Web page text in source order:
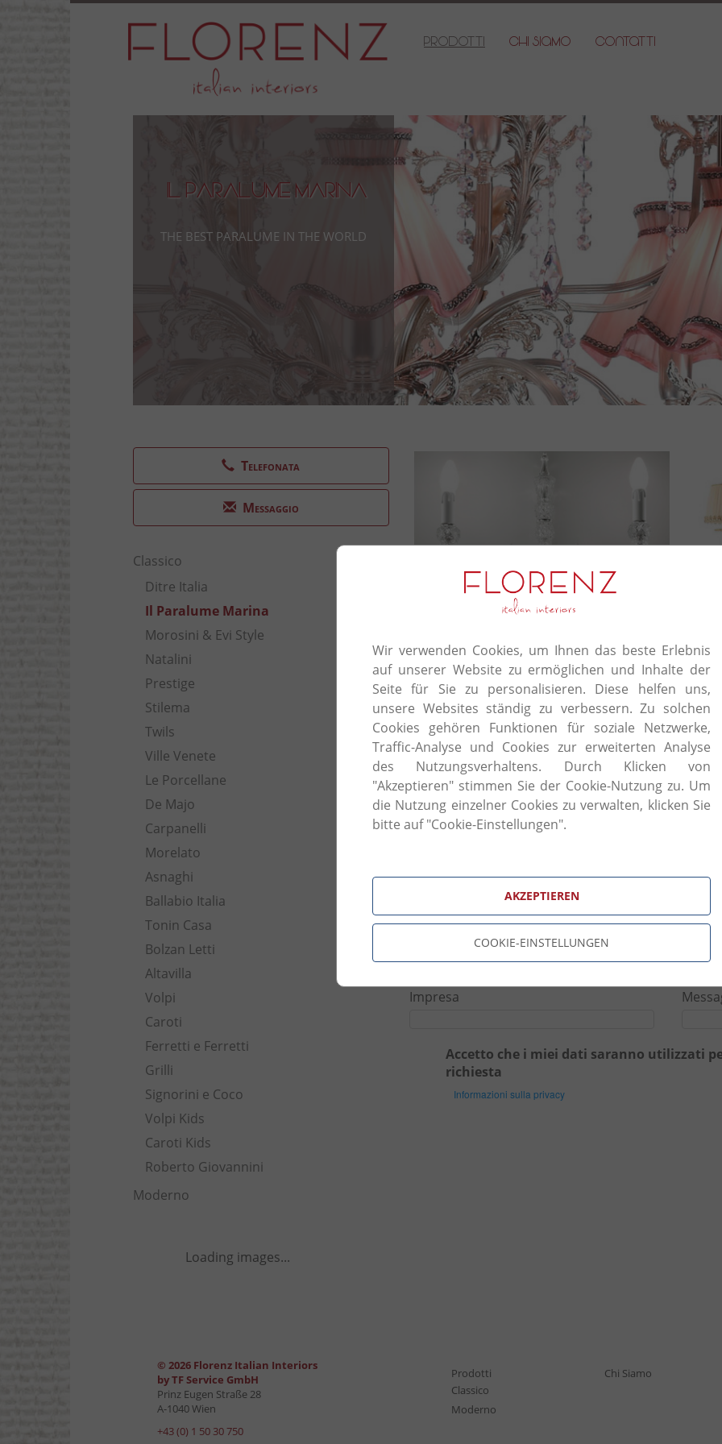
Prodotti Chi Siamo Contatti
Il Paralume Marina
The Best Paralume in the World
Telefonata
Messaggio
Classico
Ditre Italia
Il Paralume Marina
Morosini & Evi Style
Natalini
Prestige
Stilema
Twils
Ville Venete
Le Porcellane
De Majo
Carpanelli
Morelato
Asnaghi
Ballabio Italia
Tonin Casa
Bolzan Letti
Altavilla
Volpi
Caroti
Ferretti e Ferretti
Grilli
Signorini e Coco
Volpi Kids
Caroti Kids
Roberto Giovannini
Moderno
Innovazione e design.
Il Paralume Marina si è imposta come una delle
diventando sinonimo di lusso, eleganza, qualità e
Tutti i modelli sono realizzati a mano ed
pregiati materiali come il vetro di Murano, il
originale con i migliori tessuti, quali seta, chiffon di
Atmosfere senza tempo, angoli di assouta
riflessi unici dei cristalli Swarovski: questo è il
tentare!
Impresa
Accetto che i miei dati saranno utilizzati
richiesta
Informazioni sulla privacy
Loading images...
© 2026 Florenz Italian Interiors
by TF Service GmbH
Prinz Eugen Straße 28
A-1040 Wien
+43 (0) 1 50 30 750
Prodotti
Classico
Moderno
Chi Siamo
Wir verwenden Cookies, um Ihnen das beste Erlebnis
auf unserer Website zu ermöglichen und Inhalte der
Seite für Sie zu personalisieren. Diese helfen uns,
unsere Websites ständig zu verbessern. Zu solchen
Cookies gehören Funktionen für soziale Netzwerke,
Traffic-Analyse und Cookies zur erweiterten Analyse
des Nutzungsverhaltens. Durch Klicken von
"Akzeptieren" stimmen Sie der Cookie-Nutzung zu. Um
die Nutzung einzelner Cookies zu verwalten, klicken Sie
bitte auf "Cookie-Einstellungen".
AKZEPTIEREN
COOKIE-EINSTELLUNGEN